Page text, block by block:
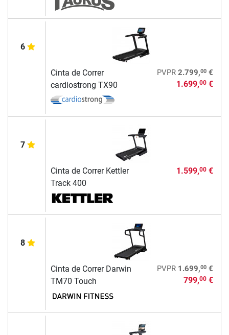
6
Cinta de Correr
cardiostrong TX90
PVPR 2.799,00€
1.699,00€
7
Cinta de Correr Kettler
Track 400
1.599,00€
8
Cinta de Correr Darwin
TM70 Touch
PVPR 1.699,00€
799,00€